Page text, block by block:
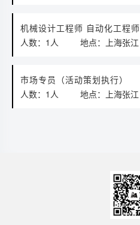
机械设计工程师 自动化工程师
人数：1人
地点：上海张江
市场专员（活动策划执行）
人数：1人
地点：上海张江